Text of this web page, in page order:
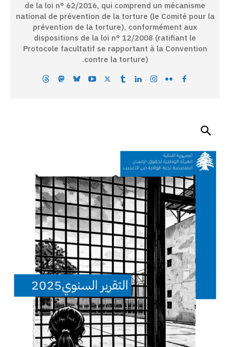
de la loi n° 62/2016, qui comprend un mécanisme
national de prévention de la torture (le Comité pour la
prévention de la torture), conformément aux
dispositions de la loi n° 12/2008 (ratifiant le
Protocole facultatif se rapportant à la Convention
contre la torture).